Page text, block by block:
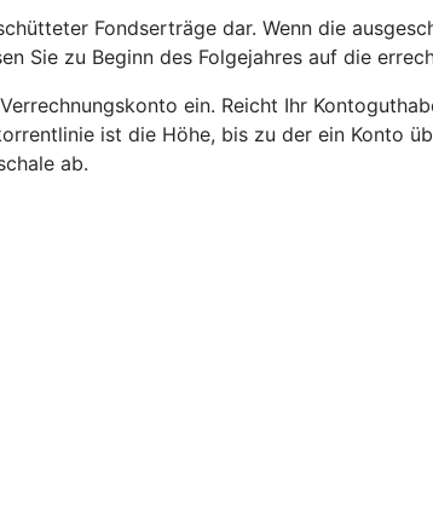
Fondserträge dar. Wenn die
Sie zu Beginn des Folgejahres auf die
ein. Reicht Ihr
ist die Höhe, bis zu der ein Konto
ab.